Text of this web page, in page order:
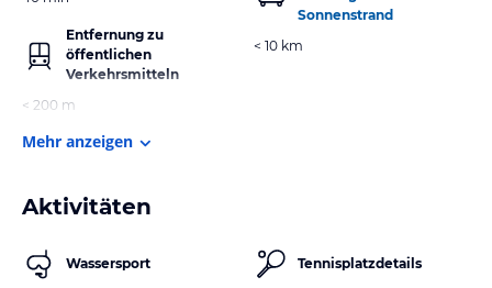
Entfernung zu
öffentlichen
Verkehrsmitteln
< 200 m
Sonnenstrand
< 10 km
Mehr anzeigen
Aktivitäten
Wassersport Tennisplatzdetails